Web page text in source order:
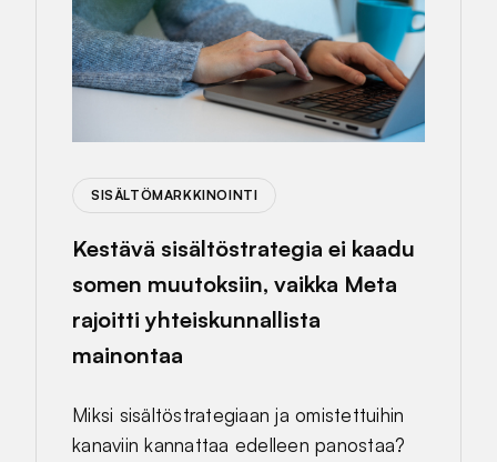
SISÄLTÖMARKKINOINTI
Kestävä sisältöstrategia ei kaadu
somen muutoksiin, vaikka Meta
rajoitti yhteiskunnallista
mainontaa
Miksi sisältöstrategiaan ja omistettuihin
kanaviin kannattaa edelleen panostaa?